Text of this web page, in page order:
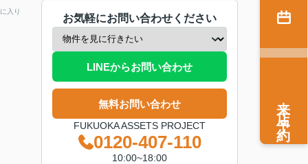
入り
お気軽にお問い合わせください
LINEからお問い合わせ
無料お問い合わせ
FUKUOKA ASSETS PROJECT
0120-407-110
10:00~18:00
来店予約